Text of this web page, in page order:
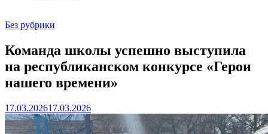
Без рубрики
Команда школы успешно выступила
на республиканском конкурсе «Герои
нашего времени»
17.03.202617.03.2026